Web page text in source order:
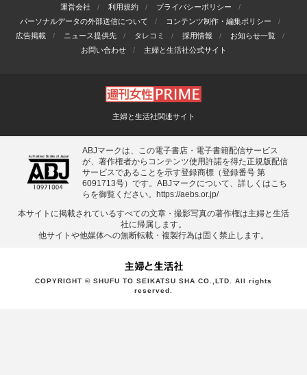
運営会社 利用規約
プライバシーポリシー
パーソナルデータの外部送信について
コンテンツ制作・編集ポリシー
広告掲載
ニュース提供先 タレコミ 採用情報
お知らせ一覧
お問い合わせ
主婦と生活社公式サイト
主婦と生活社関連サイト
ABJマークは、この電子書店・電子書籍配信サービス
が、著作権者からコンテンツ使用許諾を得た正規版配信
サービスであることを示す登録商標（登録番号 第
6091713号）です。ABJマークについて、詳しくはこち
らを御覧ください。 https://aebs.or.jp/
本サイトに掲載されているすべての⽂章・撮影写真の著作権は主婦と⽣活
社に帰属します。
他サイトや他媒体への無断転載・複製⾏為は固く禁⽌します。
COPYRIGHT © SHUFU TO SEIKATSU SHA CO.,LTD. All rights
reserved.